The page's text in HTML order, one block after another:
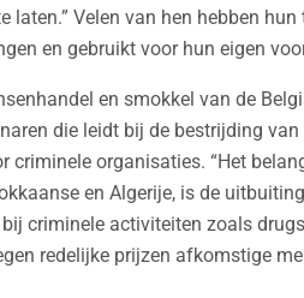
laten.” Velen van hen hebben
en gebruikt voor hun eigen
en smokkel van de
die leidt bij de bestrijding
criminele organisaties. “Het
en Algerije, is de
criminele activiteiten zoals
redelijke prijzen afkomstige